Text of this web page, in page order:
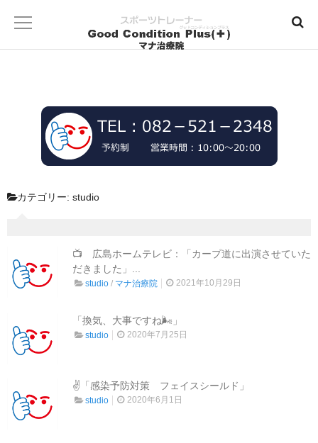
カテゴリー: studio
📺 広島ホームテレビ：「カープ道に出演させていた
だきました」...
studio / マナ治療院 2021年10月29日
「換気、大事ですね🌬」
studio 2020年7月25日
✌「感染予防対策 フェイスシールド」
studio 2020年6月1日